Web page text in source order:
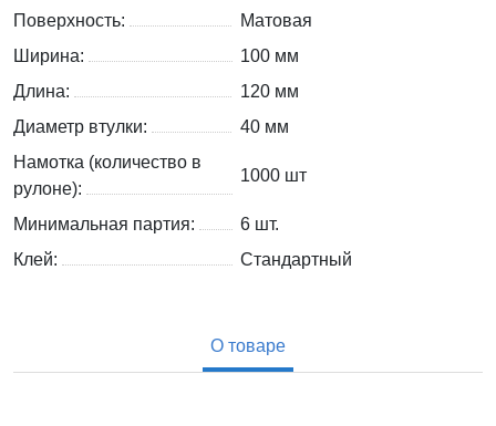
Поверхность:
Матовая
Ширина:
100 мм
Длина:
120 мм
Диаметр втулки:
40 мм
Намотка (количество в
рулоне):
1000 шт
Минимальная партия:
6 шт.
Клей:
Стандартный
О товаре